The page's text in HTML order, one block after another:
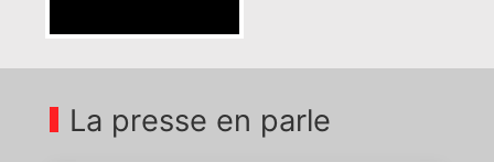
La presse en parle